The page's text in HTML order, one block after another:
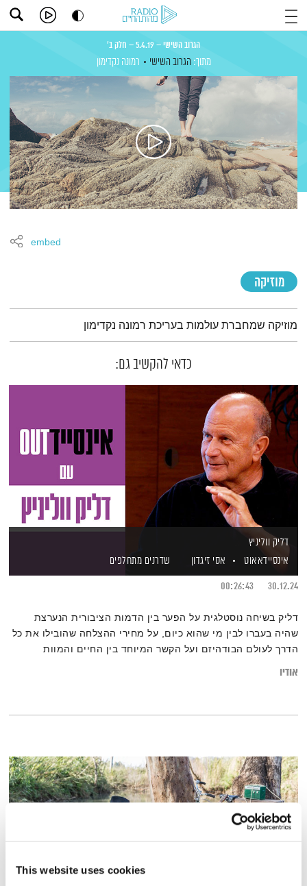
This website uses cookies
הגרוב השישי – 5.4.19 – חלק ב'
מתוך: הגרוב השישי רמונה נקדימון
מוזיקה
embed
תמצית הפודקאסט
מוזיקה שמחברת עולמות בעריכת רמונה נקדימון
כדאי להקשיב גם:
דליק ווליניץ
אינסיידאאוט
אסי זיגדון שדרנים מתחלפים
30.12.24
00:26:43
דליק בשיחה נוסטלגית על הפער בין הדמות הציבורית הנערצת
שהיה בעברו לבין מי שהוא כיום, על מחירי ההצלחה שהובילו את כל
הדרך לעולם הבודהיזם ועל הקשר המיוחד בין החיים והמוות
אודיו